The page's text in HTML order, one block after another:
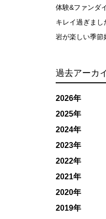
体験&ファンダ
キレイ過ぎまし
岩が楽しい季節
過去アーカ
2026年
2025年
2024年
2023年
2022年
2021年
2020年
2019年
との接触によってトラブル
らを要因として傷害や損害
催主催者とガイド、船舶の